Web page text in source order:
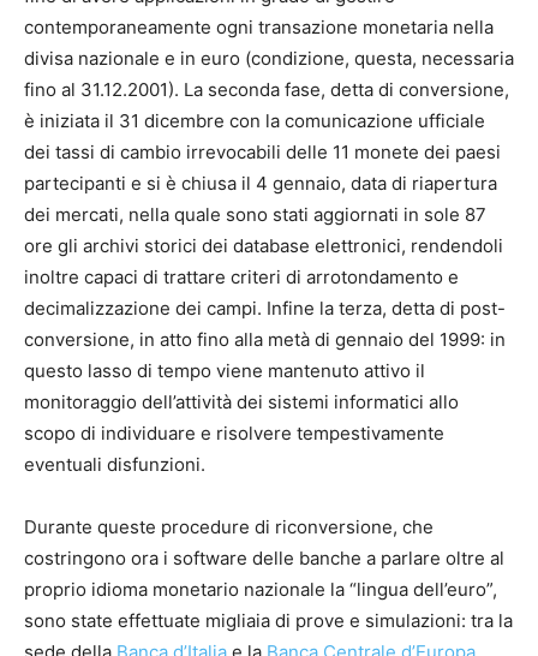
contemporaneamente ogni transazione monetaria nella
divisa nazionale e in euro (condizione, questa, necessaria
fino al 31.12.2001). La seconda fase, detta di conversione,
è iniziata il 31 dicembre con la comunicazione ufficiale
dei tassi di cambio irrevocabili delle 11 monete dei paesi
partecipanti e si è chiusa il 4 gennaio, data di riapertura
dei mercati, nella quale sono stati aggiornati in sole 87
ore gli archivi storici dei database elettronici, rendendoli
inoltre capaci di trattare criteri di arrotondamento e
decimalizzazione dei campi. Infine la terza, detta di post-
conversione, in atto fino alla metà di gennaio del 1999: in
questo lasso di tempo viene mantenuto attivo il
monitoraggio dell’attività dei sistemi informatici allo
scopo di individuare e risolvere tempestivamente
eventuali disfunzioni.
Durante queste procedure di riconversione, che
costringono ora i software delle banche a parlare oltre al
proprio idioma monetario nazionale la “lingua dell’euro”,
sono state effettuate migliaia di prove e simulazioni: tra la